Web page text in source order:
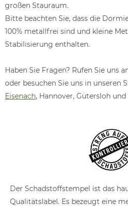
großen Stauraum.
Bitte beachten Sie, dass die
100% metallfrei sind und kleine
Stabilisierung enthalten.
Haben Sie Fragen? Rufen Sie uns
oder besuchen Sie uns in unseren
Eisenach, Hannover, Gütersloh und
Der Schadstoffstempel ist das
Qualitätslabel. Es bezeugt eine